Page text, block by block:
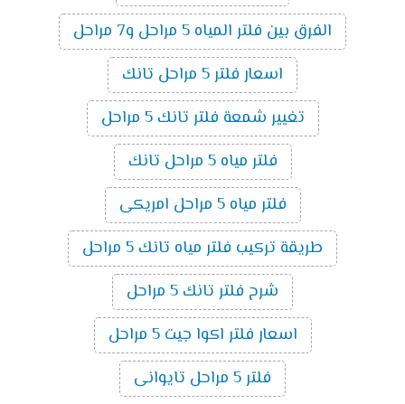
الفرق بين فلتر المياه 5 مراحل و7 مراحل
اسعار فلتر 5 مراحل تانك
تغيير شمعة فلتر تانك 5 مراحل
فلتر مياه 5 مراحل تانك
فلتر مياه 5 مراحل امريكى
طريقة تركيب فلتر مياه تانك 5 مراحل
شرح فلتر تانك 5 مراحل
اسعار فلتر اكوا جيت 5 مراحل
فلتر 5 مراحل تايوانى